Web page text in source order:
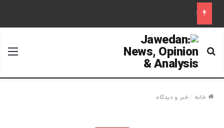
علم تاریخ
جستجو برای
خانه /خبر و دیدگاه